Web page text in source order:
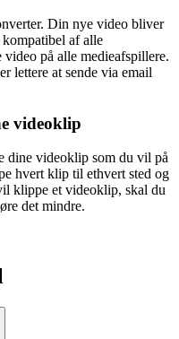
Din nye video bliver
af alle
på alle medieafspillere.
lettere at sende via email
videoklip
dine videoklip som du vil på
hvert klip til ethvert sted og
klippe et videoklip, skal du
det mindre.